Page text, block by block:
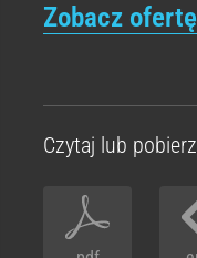
Zobacz
Czytaj lub pobierz